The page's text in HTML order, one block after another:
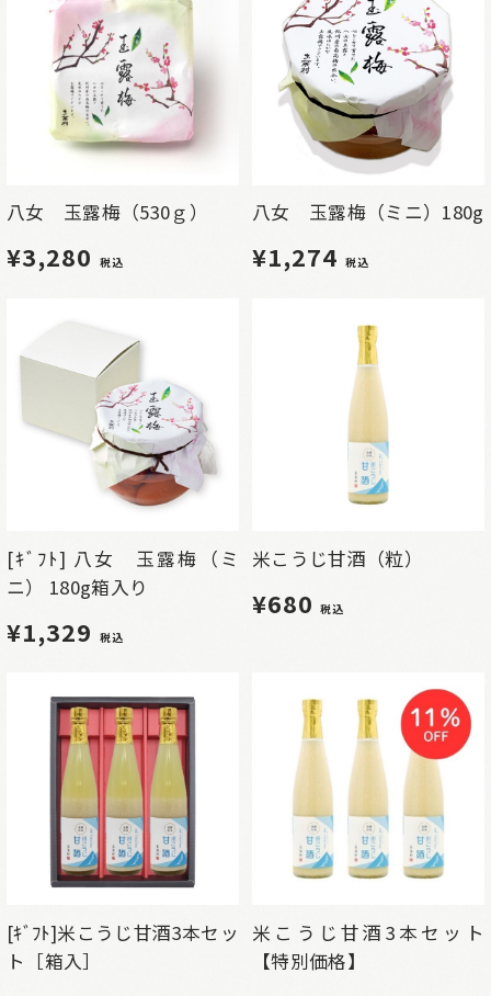
八女 玉露梅（530ｇ）
¥3,280 税込
八女 玉露梅（ミニ）180g
¥1,274 税込
[ｷﾞﾌﾄ] 八女 玉露梅（ミ
ニ） 180g箱入り
¥1,329 税込
米こうじ甘酒（粒）
¥680税込
[ｷﾞﾌﾄ]米こうじ甘酒3本セッ
ト［箱入］
米こうじ甘酒3本セット
【特別価格】